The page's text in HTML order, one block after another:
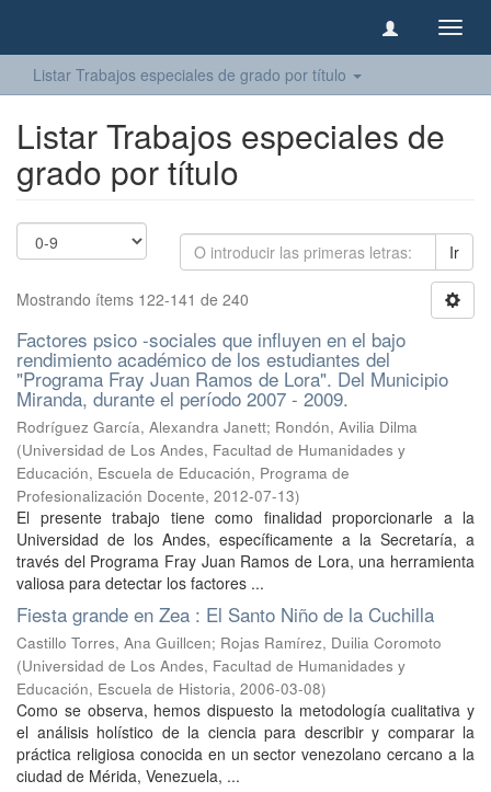
Listar Trabajos especiales de grado por título
Listar Trabajos especiales de
grado por título
Ir
Mostrando ítems 122-141 de 240
Factores psico -sociales que influyen en el bajo
rendimiento académico de los estudiantes del
"Programa Fray Juan Ramos de Lora". Del Municipio
Miranda, durante el período 2007 - 2009.
Rodríguez García, Alexandra Janett; Rondón, Avilia Dilma
(Universidad de Los Andes, Facultad de Humanidades y
Educación, Escuela de Educación, Programa de
Profesionalización Docente, 2012-07-13)
El presente trabajo tiene como finalidad proporcionarle a la
Universidad de los Andes, específicamente a la Secretaría, a
través del Programa Fray Juan Ramos de Lora, una herramienta
valiosa para detectar los factores ...
Fiesta grande en Zea : El Santo Niño de la Cuchilla
Castillo Torres, Ana Guillcen; Rojas Ramírez, Duilia Coromoto
(Universidad de Los Andes, Facultad de Humanidades y
Educación, Escuela de Historia, 2006-03-08)
Como se observa, hemos dispuesto la metodología cualitativa y
el análisis holístico de la ciencia para describir y comparar la
práctica religiosa conocida en un sector venezolano cercano a la
ciudad de Mérida, Venezuela, ...